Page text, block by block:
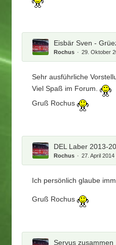
Eisbär Sven -
Rochus 29. Oktober
Sehr ausführliche
Viel Spaß im Forum.
Gruß Rochus
DEL Laber 2013-
Rochus 27. April
Ich persönlich glaube
Gruß Rochus
Servus zusammen